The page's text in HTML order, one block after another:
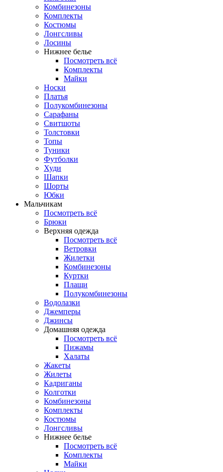
Комбинезоны
Комплекты
Костюмы
Лонгсливы
Лосины
Нижнее белье
Посмотреть всё
Комплекты
Майки
Носки
Платья
Полукомбинезоны
Сарафаны
Свитшоты
Толстовки
Топы
Туники
Футболки
Худи
Шапки
Шорты
Юбки
Мальчикам
Посмотреть всё
Брюки
Верхняя одежда
Посмотреть всё
Ветровки
Жилетки
Комбинезоны
Куртки
Плащи
Полукомбинезоны
Водолазки
Джемперы
Джинсы
Домашняя одежда
Посмотреть всё
Пижамы
Халаты
Жакеты
Жилеты
Кадриганы
Колготки
Комбинезоны
Комплекты
Костюмы
Лонгсливы
Нижнее белье
Посмотреть всё
Комплекты
Майки